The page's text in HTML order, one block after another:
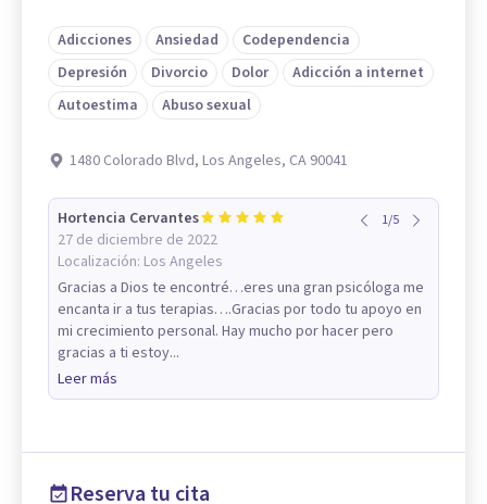
Adicciones Ansiedad
Codependencia
Depresión
Divorcio Dolor
Adicción a internet
Autoestima
Abuso sexual
1480 Colorado Blvd, Los Angeles, CA 90041
Hortencia Cervantes
27 de diciembre de 2022
Localización: Los Angeles
1/5
Gracias a Dios te encontré…eres una gran psicóloga me
encanta ir a tus terapias….Gracias por todo tu apoyo en
mi crecimiento personal. Hay mucho por hacer pero
gracias a ti estoy...
Leer más
Reserva tu cita